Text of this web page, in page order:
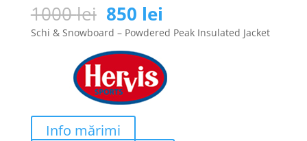
din 5 pe
baza a
evaluări
1000lei Prețul
inițial
a
fost:
1000 lei.
850 lei
curent
este:
850 lei.
Schi & Snowboard – Powdered Peak Insulated Jacket
Info mărimi